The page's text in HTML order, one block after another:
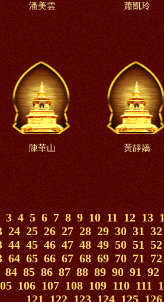
潘美雲 蕭凱玲
陳華山 黃靜嬌
3 4 5 6 7 8 9 10 11 12 13
24 25 26 27 28 29 30 31 32
44 45 46 47 48 49 50 51 52
64 65 66 67 68 69 70 71 72
84 85 86 87 88 89 90 91 92
106 107 108 109 110 111
121
122 123 124 125 126